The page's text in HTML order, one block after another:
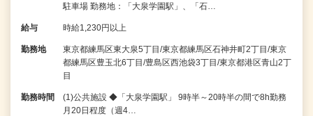
駐車場 勤務地：「大泉学園駅」、「石…
給与 時給1,230円以上
勤務地
東京都練馬区東大泉5丁目/東京都練馬区石神井町2丁目/東京
都練馬区豊玉北6丁目/豊島区西池袋3丁目/東京都港区青山2丁
目
勤務時間
(1)公共施設 ◆「大泉学園駅」 9時半～20時半の間で8h勤務
月20日程度（週4…